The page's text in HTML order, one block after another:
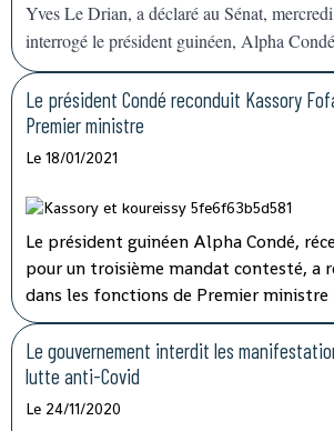
Yves Le Drian, a déclaré au Sénat,
interrogé le président guinéen, Alpha
en prison, agitant la menace de« mesures »
Le président Condé reconduit Kassory
Premier ministre
Le 18/01/2021
Le président guinéen Alpha Condé,
pour un troisième mandat contesté, a
dans les fonctions de Premier ministre
Fofana qui avait auparavant présenté
son gouvernement.
Le gouvernement interdit les
lutte anti-Covid
Le 24/11/2020